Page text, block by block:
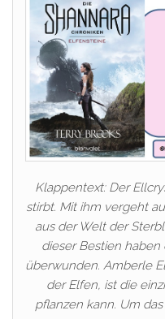
Klappentext: Der
stirbt. Mit ihm vergeht
aus der Welt der
dieser Bestien
überwunden. Amberle
der Elfen, ist die
pflanzen kann. Um